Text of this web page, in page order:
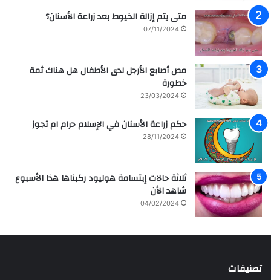
متى يتم إزالة الخيوط بعد زراعة الأسنان؟
07/11/2024
مص أصابع الأرجل لدى الأطفال هل هناك ثمة
خطورة
23/03/2024
حكم زراعة الأسنان في الإسلام حرام ام تجوز
28/11/2024
ثلاثة حالات إبتسامة هوليود ركبناها هذا الأسبوع
شاهد الأن
04/02/2024
تصنيفات